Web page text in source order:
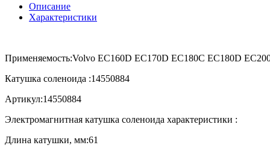
Описание
Характеристики
Применяемость:Volvo EC160D EC170D EC180C EC180D
Катушка соленоида :14550884
Артикул:14550884
Электромагнитная катушка соленоида характеристики :
Длина катушки, мм:61